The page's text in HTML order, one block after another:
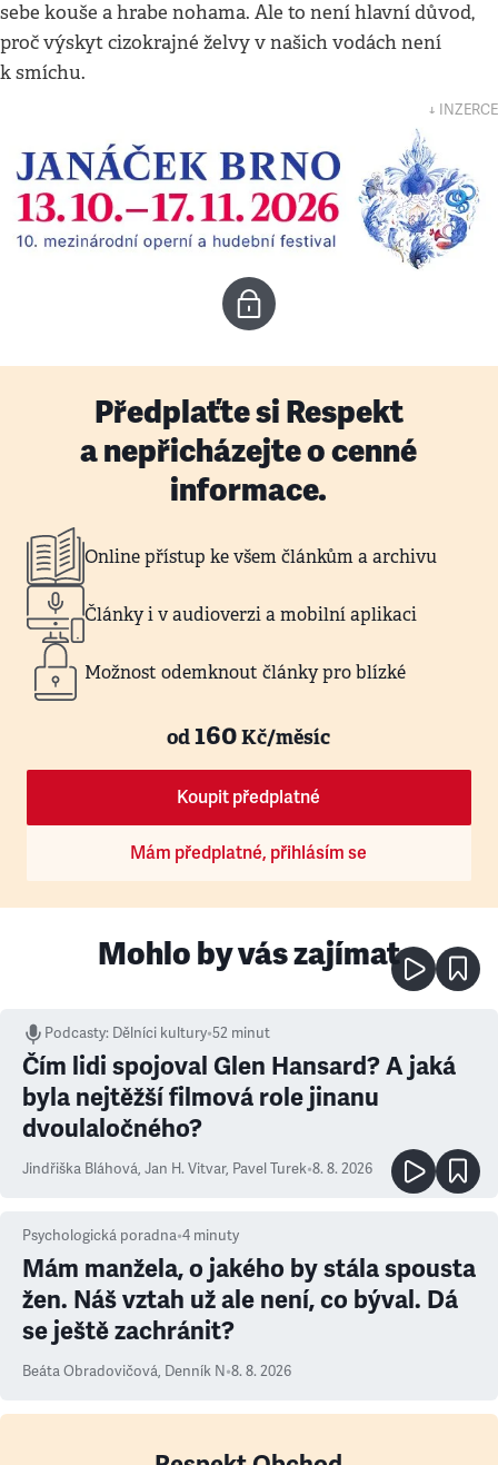
sebe kouše a hrabe nohama. Ale to není hlavní důvod,
proč výskyt cizokrajné želvy v našich vodách není
k smíchu.
↓ INZERCE
Předplaťte si Respekt
a nepřicházejte o cenné
informace.
Online přístup ke všem článkům a archivu
Články i v audioverzi a mobilní aplikaci
Možnost odemknout články pro blízké
od160Kč/měsíc
Koupit předplatné
Mám předplatné, přihlásím se
Mohlo by vás zajímat
Podcasty: Dělníci kultury•52 minut
Čím lidi spojoval Glen Hansard? A jaká
byla nejtěžší filmová role jinanu
dvoulaločného?
Jindřiška Bláhová, Jan H. Vitvar, Pavel Turek•8. 8. 2026
Psychologická poradna•4 minuty
Mám manžela, o jakého by stála spousta
žen. Náš vztah už ale není, co býval. Dá
se ještě zachránit?
Beáta Obradovičová, Denník N•8. 8. 2026